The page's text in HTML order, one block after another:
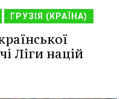
ГРУЗІЯ (КРАЇНА)
Ліги націй